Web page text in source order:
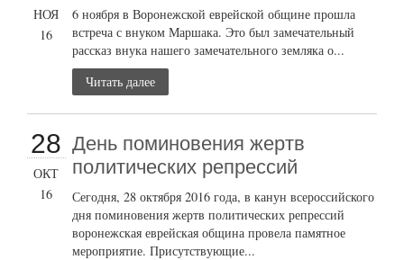
НОЯ
16
6 ноября в Воронежской еврейской общине прошла
встреча с внуком Маршака. Это был замечательный
рассказ внука нашего замечательного земляка о...
Читать далее
28
ОКТ
16
День поминовения жертв
политических репрессий
Сегодня, 28 октября 2016 года, в канун всероссийского
дня поминовения жертв политических репрессий
воронежская еврейская община провела памятное
мероприятие. Присутствующие...